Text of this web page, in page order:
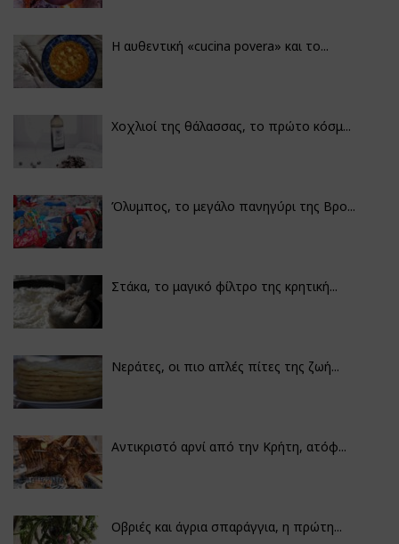
Η αυθεντική «cucina povera» και το...
Χοχλιοί της θάλασσας, το πρώτο κόσμ...
Όλυμπος, το μεγάλο πανηγύρι της Βρο...
Στάκα, το μαγικό φίλτρο της κρητική...
Νεράτες, οι πιο απλές πίτες της ζωή...
Αντικριστό αρνί από την Κρήτη, ατόφ...
Οβριές και άγρια σπαράγγια, η πρώτη...